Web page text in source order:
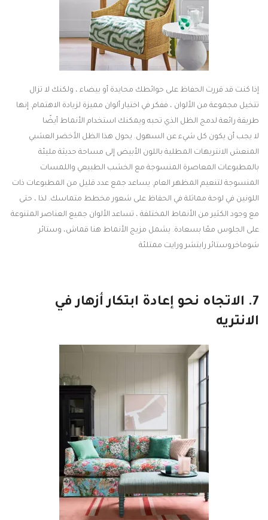
إذا كنت قد قررت الحفاظ على حوائطك محايدة أو بيضاء ، ولكنك لا تزال
تتخيل مجموعة من الألوان ، ففكر في اختيار ألوان مميزة لزيادة الاهتمام. إنها
طريقة رائعة لدمج الظل الذي تحبه ويمكنك استخدام الأنماط أيضًا
لا يجب أن يكون كل شيء عن السهول. يحول هذا الظل الأخضر العشبي
المنعش الانتريهات المطلية باللون الأبيض إلى مساحة حديثة مليئة
بالمطبوعات المعاصرة المنسوجة مع الخشب الطبيعي واللمسات
المنسوجة لتنعيم المظهر العام. يساعد جمع عدد قليل من المطبوعات ذات
اللونين في لوحة مماثلة في الحفاظ على شعور مخطط متماسك. لذا ، حتى
مع وجود الكثير من الأنماط المختلفة ، تساعد الألوان جميع العناصر المتنوعة
على الجلوس معًا بسعادة. يشمل مزيج الأنماط هنا قماش، وستائر
شوماخروستائر رابتشر ورايت ممتلئة
7. الاتجاه نحو إعادة ابتكار أزهار في
الانتريه